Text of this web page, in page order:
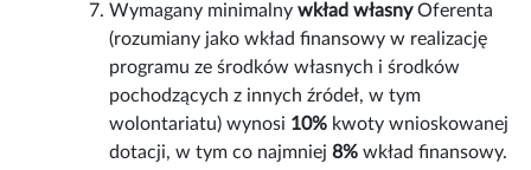
Wymagany minimalnywkład własnyOferenta
(rozumiany jako wkład finansowy w realizację
programu ze środków własnych i środków
pochodzących z innych źródeł, w tym
wolontariatu) wynosi 10% kwoty wnioskowanej
dotacji, w tym co najmniej8% wkład finansowy.